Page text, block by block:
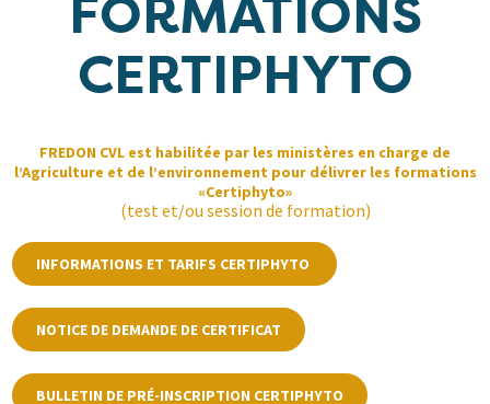
FORMATIONS
CERTIPHYTO
FREDON CVL est habilitée par les ministères en charge de
l’Agriculture et de l’environnement pour délivrer les formations
«Certiphyto»
(test et/ou session de formation)
INFORMATIONS ET TARIFS CERTIPHYTO
NOTICE DE DEMANDE DE CERTIFICAT
BULLETIN DE PRÉ-INSCRIPTION CERTIPHYTO